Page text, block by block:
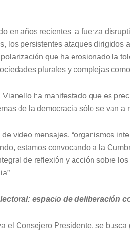
en años recientes la fuerza
los persistentes ataques dirigidos
que ha erosionado la
plurales y complejas
ha manifestado que es
de la democracia sólo se van a
video mensajes, “organismos
estamos convocando a la
de reflexión y acción sobre
espacio de deliberación
el Consejero Presidente, se